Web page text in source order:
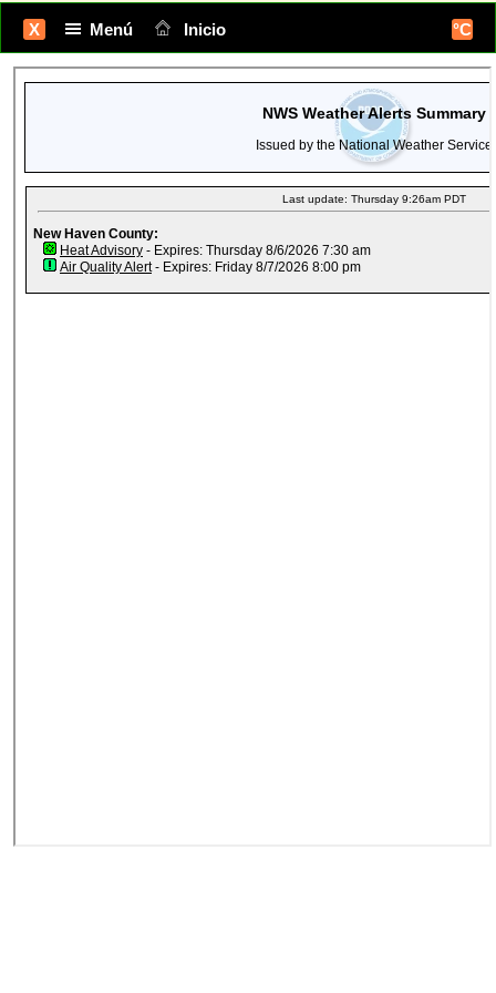
X Menú Inicio °C